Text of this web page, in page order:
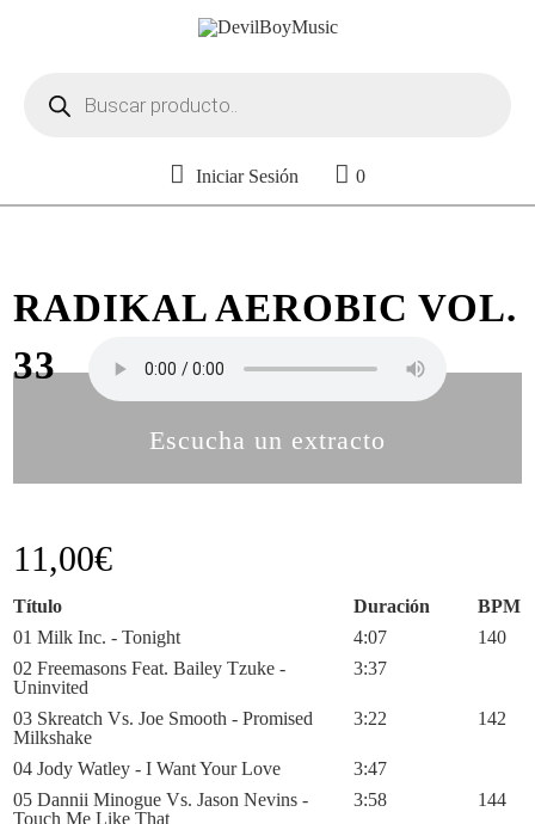
productos
Iniciar Sesión 0
RADIKAL AEROBIC VOL.
33
Escucha un extracto
11,00€
Título Duración
BPM
01 Milk Inc. - Tonight
4:07
140
02 Freemasons Feat. Bailey Tzuke -
Uninvited
3:37
03 Skreatch Vs. Joe Smooth - Promised
Milkshake
3:22 142
04 Jody Watley - I Want Your Love
3:47
05 Dannii Minogue Vs. Jason Nevins -
Touch Me Like That
3:58 144